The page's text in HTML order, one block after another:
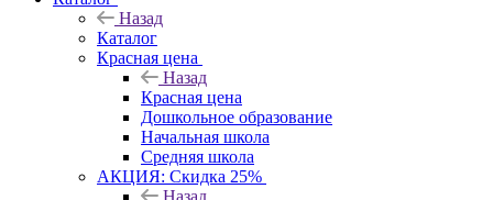
Назад
Каталог
Красная цена
Назад
Красная цена
Дошкольное образование
Начальная школа
Средняя школа
АКЦИЯ: Скидка 25%
Назад